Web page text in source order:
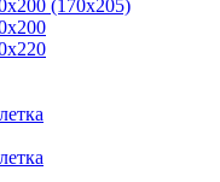
(170х205)